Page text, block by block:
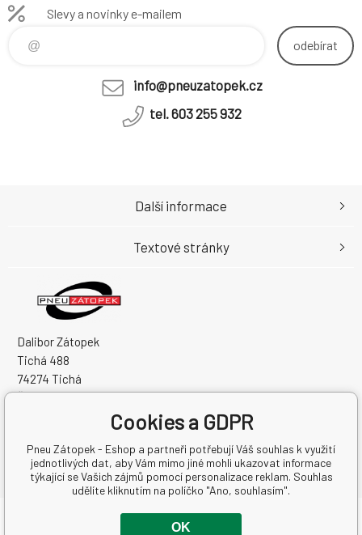
Slevy a novinky e-mailem
odebírat
info@pneuzatopek.cz
tel. 603 255 932
Dalibor Zátopek
Tichá 488
74274 Tichá
Česká Republika
DIČ: CZ7504094994
Další informace
Textové stránky
Copyright © 2026 Dalibor Zátopek
Cookies a GDPR
Pneu Zátopek - Eshop a partneři potřebují Váš souhlas k využití
jednotlivých dat, aby Vám mimo jiné mohli ukazovat informace
týkající se Vašich zájmů pomocí personalizace reklam. Souhlas
udělíte kliknutím na políčko "Ano, souhlasím".
OK